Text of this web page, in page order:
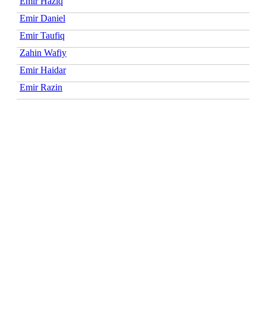
Emir Daniel
Emir Taufiq
Zahin Wafiy
Emir Haidar
Emir Razin